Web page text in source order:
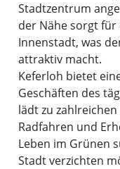
Stadtzentrum
der Nähe sorgt
Innenstadt, was
attraktiv macht.
Keferloh bietet
Geschäften des
lädt zu
Radfahren und
Leben im Grünen
Stadt verzichten